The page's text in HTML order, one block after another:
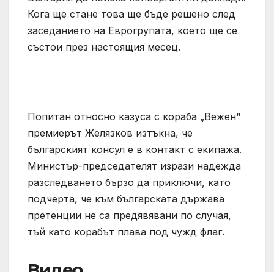
Кога ще стане това ще бъде решено след
заседанието на Еврогрупата, което ще се
състои през настоящия месец.
Попитан относно казуса с кораба „Вежен“
премиерът Желязков изтъкна, че
българският консул е в контакт с екипажа.
Министър-председателят изрази надежда
разследването бързо да приключи, като
подчерта, че към българската държава
претенции не са предявявани по случая,
тъй като корабът плава под чужд флаг.